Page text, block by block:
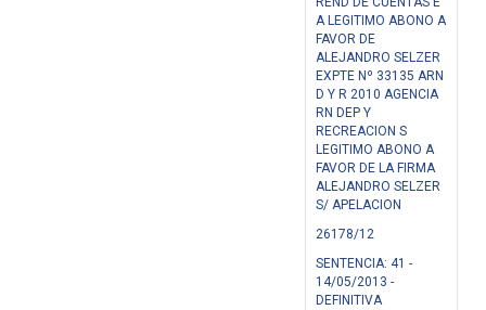
A LEGITIMO ABONO A
FAVOR DE
ALEJANDRO SELZER
EXPTE Nº 33135 ARN
D Y R 2010 AGENCIA
RN DEP Y
RECREACION S
LEGITIMO ABONO A
FAVOR DE LA FIRMA
ALEJANDRO SELZER
S/ APELACION
26178/12
SENTENCIA: 41 -
14/05/2013 -
DEFINITIVA